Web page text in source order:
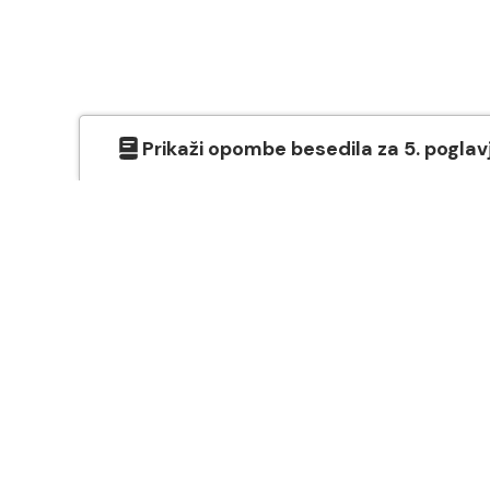
Prikaži opombe besedila za 5.